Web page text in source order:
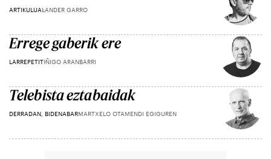
ARTIKULUALANDER GARRO
Errege gaberik ere
LARREPETITIÑIGO ARANBARRI
Telebista eztabaidak
DERRADAN, BIDENABARMARTXELO OTAMENDI EGIGUREN